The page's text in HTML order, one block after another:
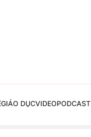
GIÁO DỤCVIDEOPODCAST